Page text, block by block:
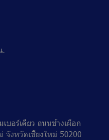
.
บอร์เคียว ถนนช้างเผือก
จังหวัดเชียงใหม่ 50200